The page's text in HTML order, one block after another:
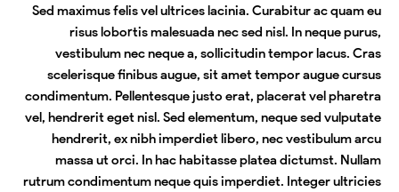
Sed maximus felis vel ultrices lacinia. Curabitur ac quam eu
risus lobortis malesuada nec sed nisl. In neque purus,
vestibulum nec neque a, sollicitudin tempor lacus. Cras
scelerisque finibus augue, sit amet tempor augue cursus
condimentum. Pellentesque justo erat, placerat vel pharetra
vel, hendrerit eget nisl. Sed elementum, neque sed vulputate
hendrerit, ex nibh imperdiet libero, nec vestibulum arcu
massa ut orci. In hac habitasse platea dictumst. Nullam
rutrum condimentum neque quis imperdiet. Integer ultricies